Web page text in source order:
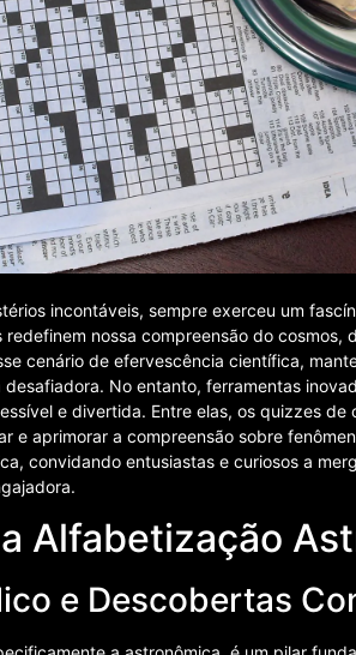
incontáveis, sempre exerceu um
nossa compreensão do cosmos,
cenário de efervescência científica,
No entanto, ferramentas
e divertida. Entre elas, os quizzes
e aprimorar a compreensão sobre
convidando entusiastas e curiosos a
Alfabetização
e Descobertas